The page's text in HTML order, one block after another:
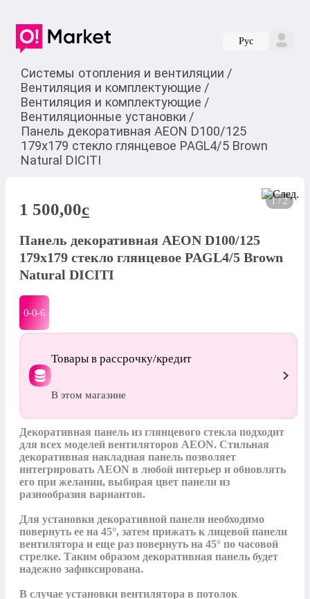
Руc
Системы отопления и вентиляции /
Вентиляция и комплектующие /
Вентиляция и комплектующие /
Вентиляционные установки /
Панель декоративная AEON D100/125
179х179 стекло глянцевое PAGL4/5 Brown
Natural DICITI
1 / 2
1 500,00c
Панель декоративная AEON D100/125
179х179 стекло глянцевое PAGL4/5 Brown
Natural DICITI
0-0-6
Товары в рассрочку/кредит
В этом магазине
Декоративная панель из глянцевого стекла подходит
для всех моделей вентиляторов AEON. Стильная
декоративная накладная панель позволяет
интегрировать AEON в любой интерьер и обновлять
его при желании, выбирая цвет панели из
разнообразия вариантов.
Для установки декоративной панели необходимо
повернуть ее на 45°, затем прижать к лицевой панели
вентилятора и еще раз повернуть на 45° по часовой
стрелке. Таким образом декоративная панель будет
надежно зафиксирована.
В случае установки вентилятора в потолок